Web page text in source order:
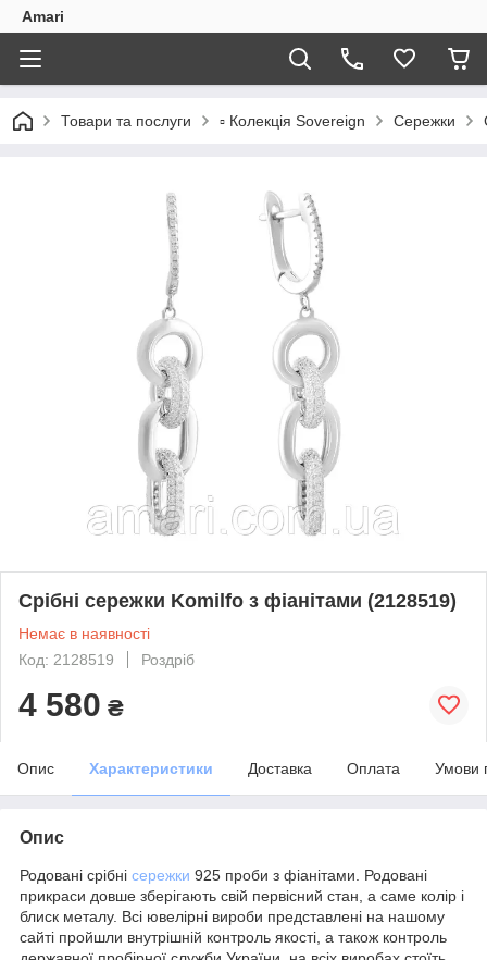
Amari
Товари та послуги ▫️ Колекція Sovereign Сережки
Срібні сережки Komilfo з фіанітами (2128519)
Немає в наявності
Код: 2128519
Роздріб
4 580 ₴
Опис Характеристики Доставка Оплата Умови
Опис
Родовані срібні сережки 925 проби з фіанітами. Родовані
прикраси довше зберігають свій первісний стан, а саме колір і
блиск металу. Всі ювелірні вироби представлені на нашому
сайті пройшли внутрішній контроль якості, а також контроль